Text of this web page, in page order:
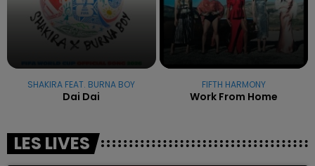
SHAKIRA FEAT. BURNA BOY
Dai Dai
FIFTH HARMONY
Work From Home
LES LIVES